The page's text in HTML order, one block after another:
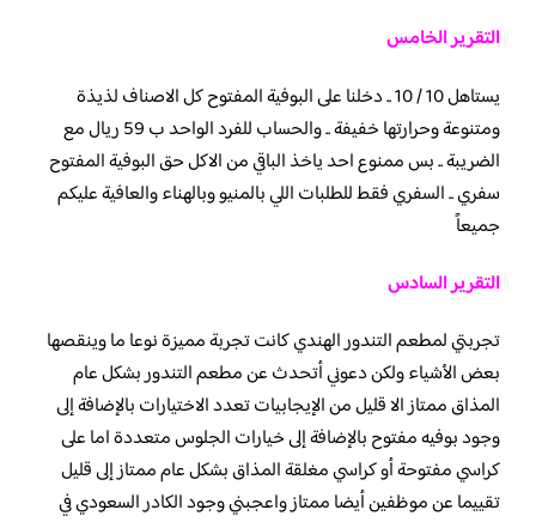
التقرير الخامس
يستاهل 10 / 10 .. دخلنا على البوفية المفتوح كل الاصناف لذيذة
ومتنوعة وحرارتها خفيفة .. والحساب للفرد الواحد ب 59 ريال مع
الضريبة .. بس ممنوع احد ياخذ الباقي من الاكل حق البوفية المفتوح
سفري .. السفري فقط للطلبات اللي بالمنيو وبالهناء والعافية عليكم
جميعاً
التقرير السادس
‏تجربتي لمطعم التندور الهندي كانت تجربة مميزة نوعا ما وينقصها
بعض الأشياء ولكن دعوني أتحدث عن مطعم التندور بشكل عام
المذاق ممتاز الا قليل من الإيجابيات تعدد الاختيارات بالإضافة إلى
وجود بوفيه مفتوح بالإضافة إلى خيارات الجلوس متعددة اما على
كراسي مفتوحة أو كراسي مغلقة المذاق بشكل عام ممتاز إلى قليل
تقييما عن موظفين أيضا ممتاز واعجبني وجود الكادر السعودي في